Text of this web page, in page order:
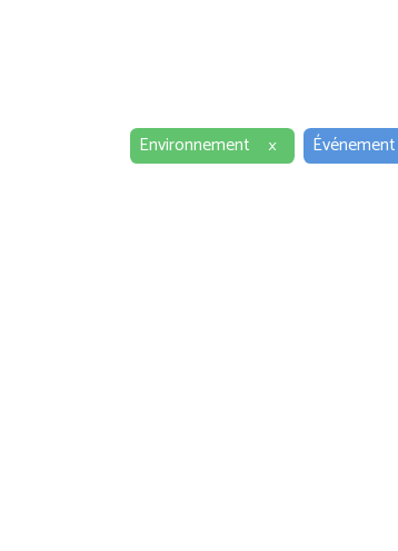
Environnement ×